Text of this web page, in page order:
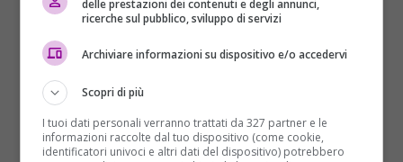
Il disegno di legge, scritto dalla senatriceLena
delle prestazioni dei contenuti e degli annunci,
ricerche sul pubblico, sviluppo di servizi
Archiviare informazioni su dispositivo e/o accedervi
Scopri di più
I tuoi dati personali verranno trattati da 327 partner e le
informazioni raccolte dal tuo dispositivo (come cookie,
identificatori univoci e altri dati del dispositivo) potrebbero